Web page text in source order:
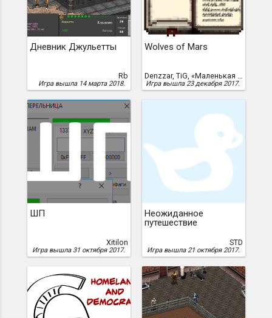
Дневник Джульетты
Rb
Игра вышла 14 марта 2018.
Wolves of Mars
Denzzar, TiG, «Маленькая стая»
Игра вышла 23 декабря 2017.
ШП
Xitilon
Игра вышла 31 октября 2017.
Неожиданное
путешествие
STD
Игра вышла 21 октября 2017.